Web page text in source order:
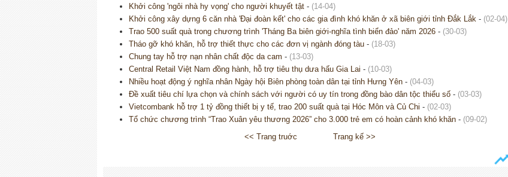
Khởi công 'ngôi nhà hy vọng' cho người khuyết tật - (14-04)
Khởi công xây dựng 6 căn nhà 'Đại đoàn kết' cho các gia đình khó khăn ở xã biên giới tỉnh Đắk Lắk - (02-04)
Trao 500 suất quà trong chương trình 'Tháng Ba biên giới-nghĩa tình biển đảo' năm 2026 - (30-03)
Tháo gỡ khó khăn, hỗ trợ thiết thực cho các đơn vị ngành đóng tàu - (18-03)
Chung tay hỗ trợ nạn nhân chất độc da cam - (13-03)
Central Retail Việt Nam đồng hành, hỗ trợ tiêu thụ dưa hấu Gia Lai - (10-03)
Nhiều hoạt động ý nghĩa nhân Ngày hội Biên phòng toàn dân tại tỉnh Hưng Yên - (04-03)
Đề xuất tiêu chí lựa chọn và chính sách với người có uy tín trong đồng bào dân tộc thiểu số - (03-03)
Vietcombank hỗ trợ 1 tỷ đồng thiết bị y tế, trao 200 suất quà tại Hóc Môn và Củ Chi - (02-03)
Tổ chức chương trình “Trao Xuân yêu thương 2026” cho 3.000 trẻ em có hoàn cảnh khó khăn - (09-02)
<< Trang truớc
Trang kế >>